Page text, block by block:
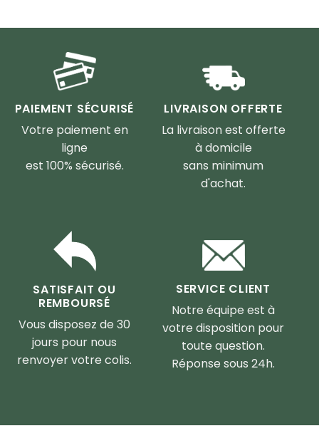
184€
PAIEMENT SÉCURISÉ
Votre paiement en
ligne
est 100% sécurisé.
LIVRAISON OFFERTE
La livraison est offerte
à domicile
sans minimum
d'achat.
SATISFAIT OU
REMBOURSÉ
Vous disposez de 30
jours pour nous
renvoyer votre colis.
SERVICE CLIENT
Notre équipe est à
votre disposition pour
toute question.
Réponse sous 24h.